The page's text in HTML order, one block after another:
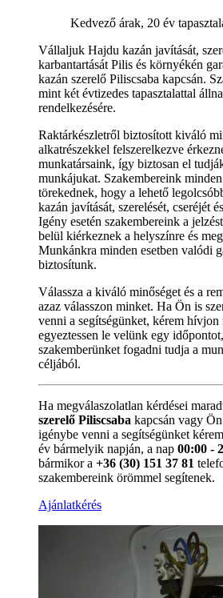
Kedvező árak, 20 év
Vállaljuk Hajdu kazán javítását,
karbantartását Pilis és környékén
kazán szerelő Piliscsaba kapcsán.
mint két évtizedes tapasztalattal
rendelkezésére.
Raktárkészletről biztosított kiváló
alkatrészekkel felszerelkezve
munkatársaink, így biztosan el
munkájukat. Szakembereink minden
törekednek, hogy a lehető
kazán javítását, szerelését, cseréjét
Igény esetén szakembereink a
belül kiérkeznek a helyszínre és
Munkánkra minden esetben valódi
biztosítunk.
Válassza a kiváló minőséget és a
azaz válasszon minket. Ha Ön is
venni a segítségünket, kérem hívjon
egyeztessen le velünk egy
szakemberünket fogadni tudja a
céljából.
Ha megválaszolatlan kérdései
szerelő Piliscsaba kapcsán vagy
igénybe venni a segítségünket
év bármelyik napján, a nap 00:00 -
bármikor a +36 (30) 151 37 81
szakembereink örömmel segítenek.
Ajánlatkérés